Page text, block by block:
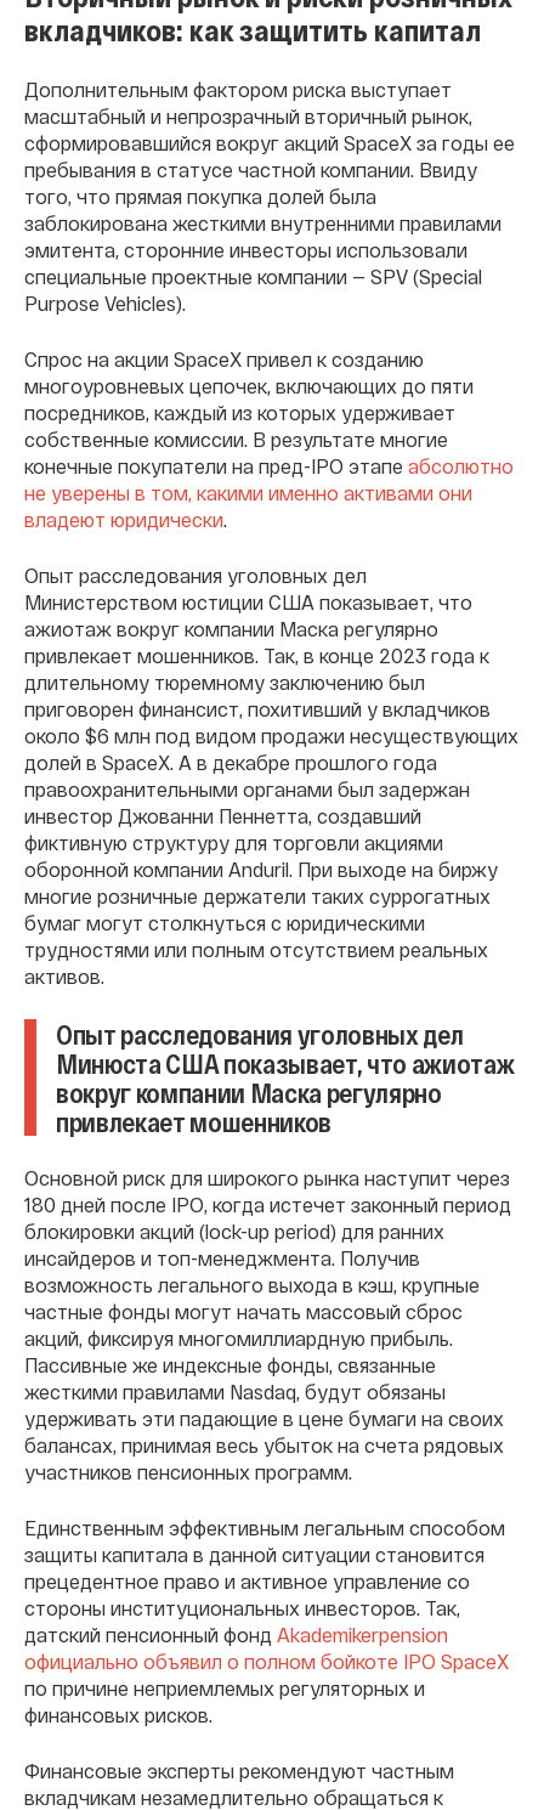
вкладчиков: как защитить капитал
Дополнительным фактором риска выступает
масштабный и непрозрачный вторичный рынок,
сформировавшийся вокруг акций SpaceX за годы ее
пребывания в статусе частной компании. Ввиду
того, что прямая покупка долей была
заблокирована жесткими внутренними правилами
эмитента, сторонние инвесторы использовали
специальные проектные компании — SPV (Special
Purpose Vehicles).
Спрос на акции SpaceX привел к созданию
многоуровневых цепочек, включающих до пяти
посредников, каждый из которых удерживает
собственные комиссии. В результате многие
конечные покупатели на пред-IPO этапе абсолютно
не уверены в том, какими именно активами они
владеют юридически
Опыт расследования уголовных дел
Министерством юстиции США показывает, что
ажиотаж вокруг компании Маска регулярно
привлекает мошенников. Так, в конце 2023 года к
длительному тюремному заключению был
приговорен финансист, похитивший у вкладчиков
около $6 млн под видом продажи несуществующих
долей в SpaceX. А в декабре прошлого года
правоохранительными органами был задержан
инвестор Джованни Пеннетта, создавший
фиктивную структуру для торговли акциями
оборонной компании Anduril. При выходе на биржу
многие розничные держатели таких суррогатных
бумаг могут столкнуться с юридическими
трудностями или полным отсутствием реальных
активов.
Опыт расследования уголовных дел
Минюста США показывает, что ажиотаж
вокруг компании Маска регулярно
привлекает мошенников
Основной риск для широкого рынка наступит через
180 дней после IPO, когда истечет законный период
блокировки акций (lock-up period) для ранних
инсайдеров и топ-менеджмента. Получив
возможность легального выхода в кэш, крупные
частные фонды могут начать массовый сброс
акций, фиксируя многомиллиардную прибыль.
Пассивные же индексные фонды, связанные
жесткими правилами Nasdaq, будут обязаны
удерживать эти падающие в цене бумаги на своих
балансах, принимая весь убыток на счета рядовых
участников пенсионных программ.
Единственным эффективным легальным способом
защиты капитала в данной ситуации становится
прецедентное право и активное управление со
стороны институциональных инвесторов. Так,
датский пенсионный фонд Akademikerpension
официально объявил о полном бойкоте IPO SpaceX
по причине неприемлемых регуляторных и
финансовых рисков.
Финансовые эксперты рекомендуют частным
вкладчикам незамедлительно обращаться к